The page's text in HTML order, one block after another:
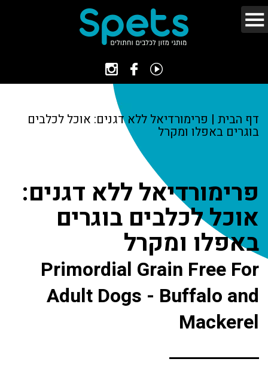
דף הבית | פרימורדיאל ללא דגנים: אוכל לכלבים
בוגרים באפלו ומקרל
פרימורדיאל ללא דגנים:
אוכל לכלבים בוגרים
באפלו ומקרל
Primordial Grain Free For
Adult Dogs - Buffalo and
Mackerel